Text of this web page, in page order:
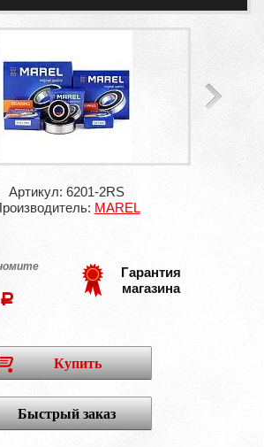
Артикул: 6201-2RS
MAREL
a
Гарантия
магазина
Купить
Быстрый заказ